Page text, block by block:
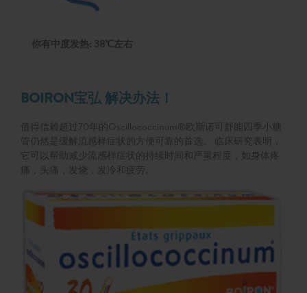
你有中度发热: 38℃左右
BOIRON宝弘 解决办法！
值得信赖超过70年的Oscillococcinum®欧斯诺可舒能四季小糖
管仍然是缓解流感样症状的方便可靠的首选。 临床研究表明，
它可以帮助减少流感样症状的持续时间和严重程度，如身体疼
痛，头痛，发烧，发冷和疲劳。